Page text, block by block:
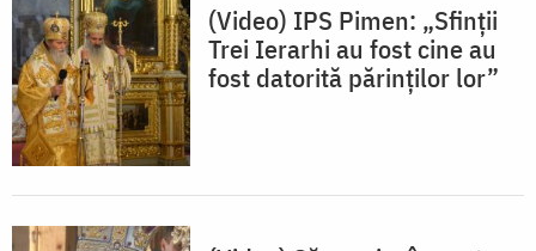
(Video) IPS Pimen: „Sfinții
Trei Ierarhi au fost cine au
fost datorită părinților lor”